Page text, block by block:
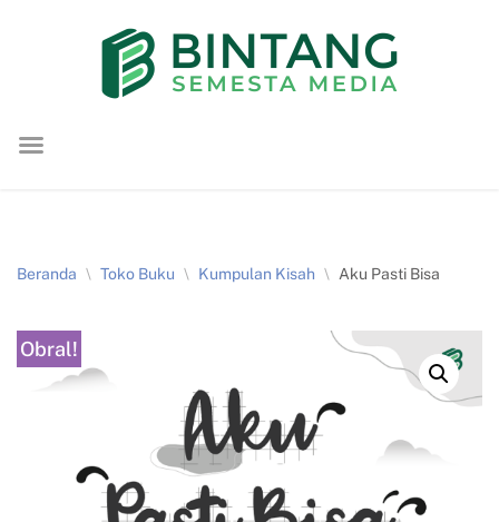
konten
Beranda \ Toko Buku \ Kumpulan Kisah \ Aku Pasti Bisa
Obral!